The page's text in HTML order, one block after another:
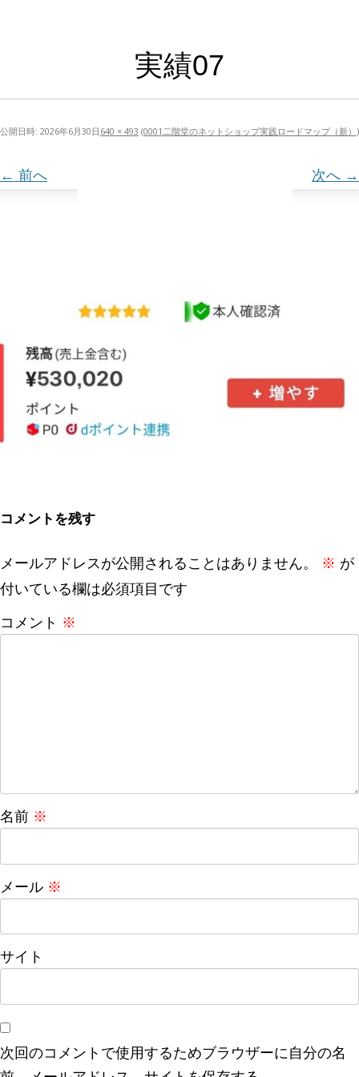
実績07
公開日時: 2026年6月30日 640 × 493 (0001二階堂のネットショップ実践ロードマップ（新） )
← 前へ 次へ →
コメントを残す
メールアドレスが公開されることはありません。 ※ が
付いている欄は必須項目です
コメント ※
名前 ※
メール ※
サイト
次回のコメントで使用するためブラウザーに自分の名